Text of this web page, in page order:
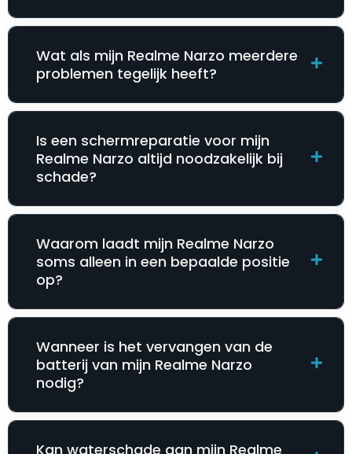
Wat als mijn Realme Narzo meerdere
problemen tegelijk heeft?
Is een schermreparatie voor mijn
Realme Narzo altijd noodzakelijk bij
schade?
Waarom laadt mijn Realme Narzo
soms alleen in een bepaalde positie
op?
Wanneer is het vervangen van de
batterij van mijn Realme Narzo
nodig?
Kan waterschade aan mijn Realme